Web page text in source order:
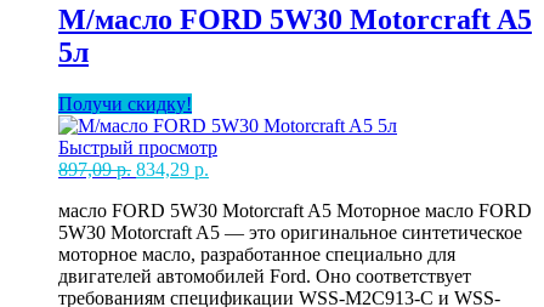
2
LongLife
4л
М/масло FORD 5W30 Motorcraft A5
5л
Получи скидку!
Быстрый просмотр
897,09р. Первоначальная
составляла
897,09 р..
834,29 р.
834,29 р..
масло FORD 5W30 Motorcraft A5 Моторное масло FORD
5W30 Motorcraft A5 — это оригинальное синтетическое
моторное масло, разработанное специально для
двигателей автомобилей Ford. Оно соответствует
требованиям спецификации WSS-M2C913-C и WSS-